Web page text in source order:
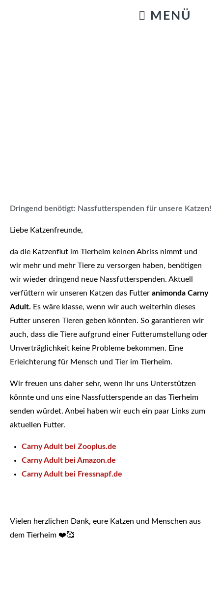
Dringend benötigt: Nassfutterspenden für unsere Katzen!
Liebe Katzenfreunde,
da die Katzenflut im Tierheim keinen Abriss nimmt und
wir mehr und mehr Tiere zu versorgen haben, benötigen
wir wieder dringend neue Nassfutterspenden. Aktuell
verfüttern wir unseren Katzen das Futter animonda Carny
Adult. Es wäre klasse, wenn wir auch weiterhin dieses
Futter unseren Tieren geben könnten. So garantieren wir
auch, dass die Tiere aufgrund einer Futterumstellung oder
Unverträglichkeit keine Probleme bekommen. Eine
Erleichterung für Mensch und Tier im Tierheim.
Wir freuen uns daher sehr, wenn Ihr uns Unterstützen
könnte und uns eine Nassfutterspende an das Tierheim
senden würdet. Anbei haben wir euch ein paar Links zum
aktuellen Futter.
Carny Adult bei Zooplus.de
Carny Adult bei Amazon.de
Carny Adult bei Fressnapf.de
Vielen herzlichen Dank, eure Katzen und Menschen aus
dem Tierheim ❤️🥰